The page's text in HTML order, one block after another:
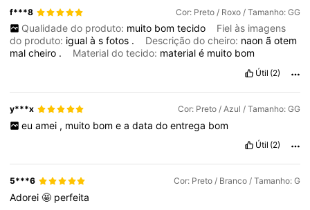
f***8 Cor: Preto / Roxo / Tamanho: GG
Qualidade do produto: muito bom tecido
Fiel às imagens
do produto: igualàsfotos . Descrição do cheiro: naonãotem
malcheiro . Material do tecido: materialé muito bom
Útil (2)
y***x Cor: Preto / Azul / Tamanho: GG
eu amei , muito bom e a data do entrega bom
Útil (2)
5***6 Cor: Preto / Branco / Tamanho: G
Adorei🤩 perfeita